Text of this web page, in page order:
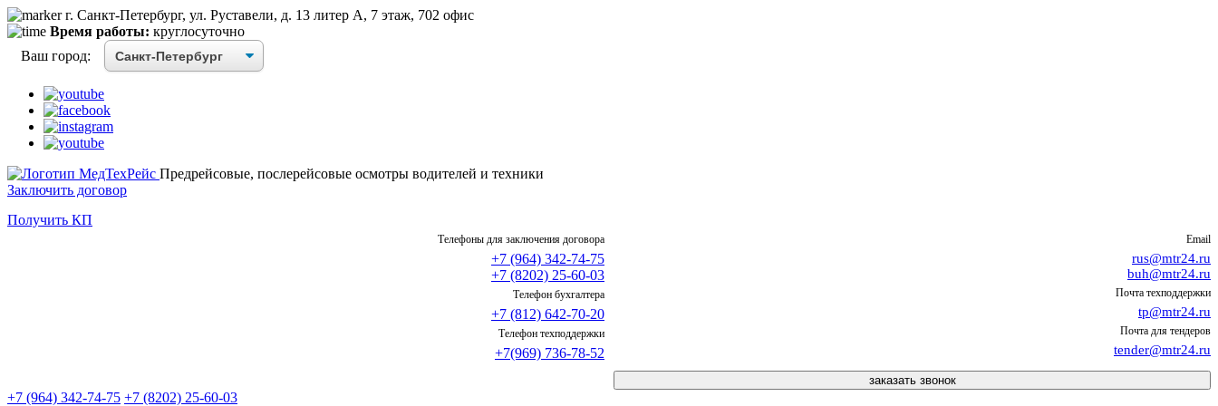
г. Санкт-Петербург, ул. Руставели, д. 13 литер А, 7 этаж, 702 офис
Время работы: круглосуточно
Ваш город:
Предрейсовые, послерейсовые осмотры водителей и техники
Заключить договор
Получить КП
Телефоны для заключения договора
+7 (964) 342-74-75
+7 (8202) 25-60-03
Телефон бухгалтера
+7 (812) 642-70-20
Телефон техподдержки
+7(969) 736-78-52
Email
rus@mtr24.ru
buh@mtr24.ru
Почта техподдержки
tp@mtr24.ru
Почта для тендеров
tender@mtr24.ru
заказать звонок
+7 (964) 342-74-75 +7 (8202) 25-60-03